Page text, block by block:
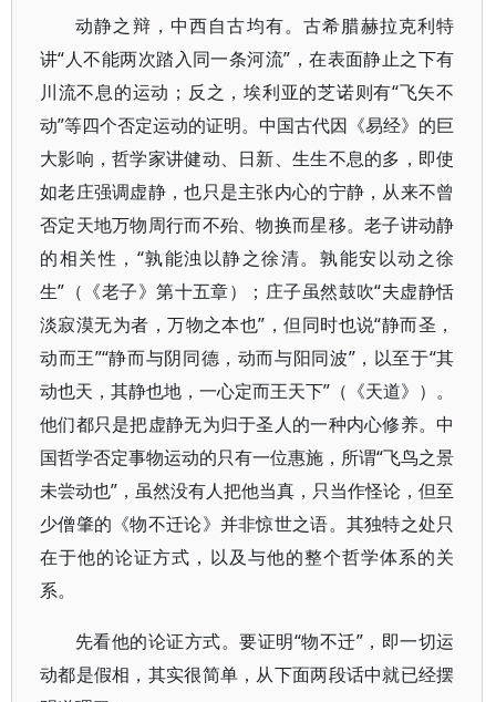
动静之辩，中西自古均有。古希腊赫拉克利特
讲“人不能两次踏入同一条河流”，在表面静止之下有
川流不息的运动；反之，埃利亚的芝诺则有“飞矢不
动”等四个否定运动的证明。中国古代因《易经》的巨
大影响，哲学家讲健动、日新、生生不息的多，即使
如老庄强调虚静，也只是主张内心的宁静，从来不曾
否定天地万物周行而不殆、物换而星移。老子讲动静
的相关性，“孰能浊以静之徐清。孰能安以动之徐
生”（《老子》第十五章）；庄子虽然鼓吹“夫虚静恬
淡寂漠无为者，万物之本也”，但同时也说“静而圣，
动而王”“静而与阴同德，动而与阳同波”，以至于“其
动也天，其静也地，一心定而王天下”（《天道》）。
他们都只是把虚静无为归于圣人的一种内心修养。中
国哲学否定事物运动的只有一位惠施，所谓“飞鸟之景
未尝动也”，虽然没有人把他当真，只当作怪论，但至
少僧肇的《物不迁论》并非惊世之语。其独特之处只
在于他的论证方式，以及与他的整个哲学体系的关
系。
先看他的论证方式。要证明“物不迁”，即一切运
动都是假相，其实很简单，从下面两段话中就已经摆